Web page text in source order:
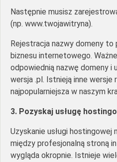
Następnie musisz
(np. www.twojawitryna).
Rejestracja nazwy domeny
biznesu internetowego.
odpowiednią nazwę domeny i
wersja .pl. Istnieją inne wersje
najpopularniejsza w naszym
3. Pozyskaj usługę
Uzyskanie usługi hostingowej
między profesjonalną stroną
wygląda okropnie. Istnieje